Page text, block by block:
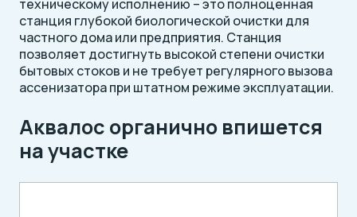
техническому исполнению – это полноценная
станция глубокой биологической очистки для
частного дома или предприятия. Станция
позволяет достигнуть высокой степени очистки
бытовых стоков и не требует регулярного вызова
ассенизатора при штатном режиме эксплуатации.
Аквалос органично впишется
на участке